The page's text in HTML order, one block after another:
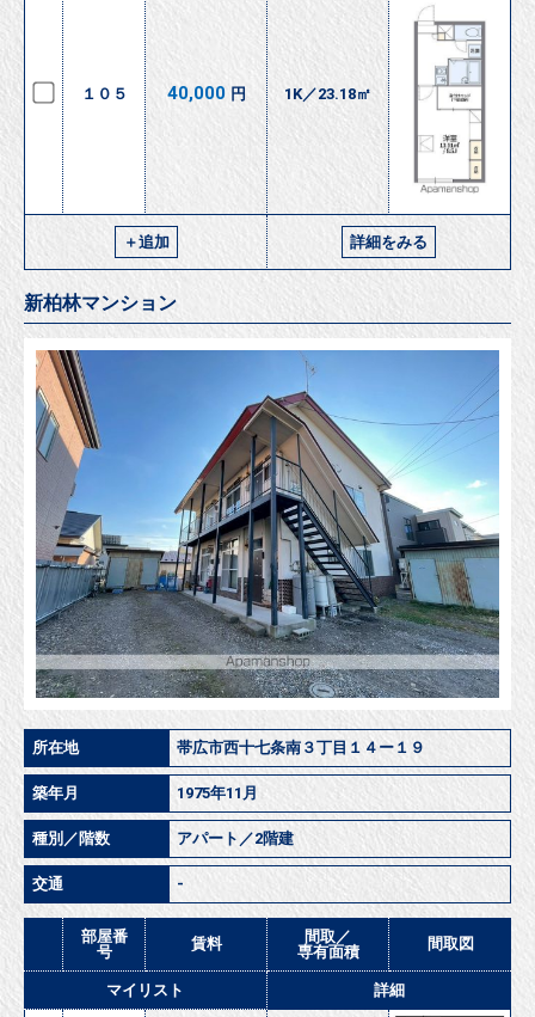
１０５ 40,000 円 1K／23.18㎡
＋追加 詳細をみる
新柏林マンション
所在地 帯広市西十七条南３丁目１４ー１９
築年月 1975年11月
種別／階数 アパート／2階建
交通 -
部屋番
号
賃料
間取／
専有面積
間取図
マイリスト 詳細